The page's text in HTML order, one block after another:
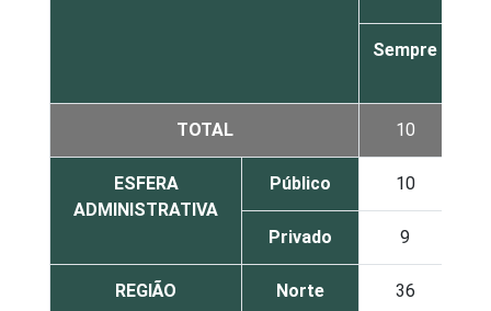
Sempre
TOTAL 10
ESFERA
ADMINISTRATIVA
Público 10
Privado 9
REGIÃO Norte 36